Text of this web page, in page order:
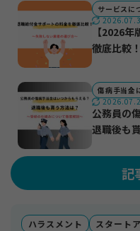
サービスに
【2026
徹底比較
傷病手当金
公務員の
退職後も
記
ハラスメント スタート